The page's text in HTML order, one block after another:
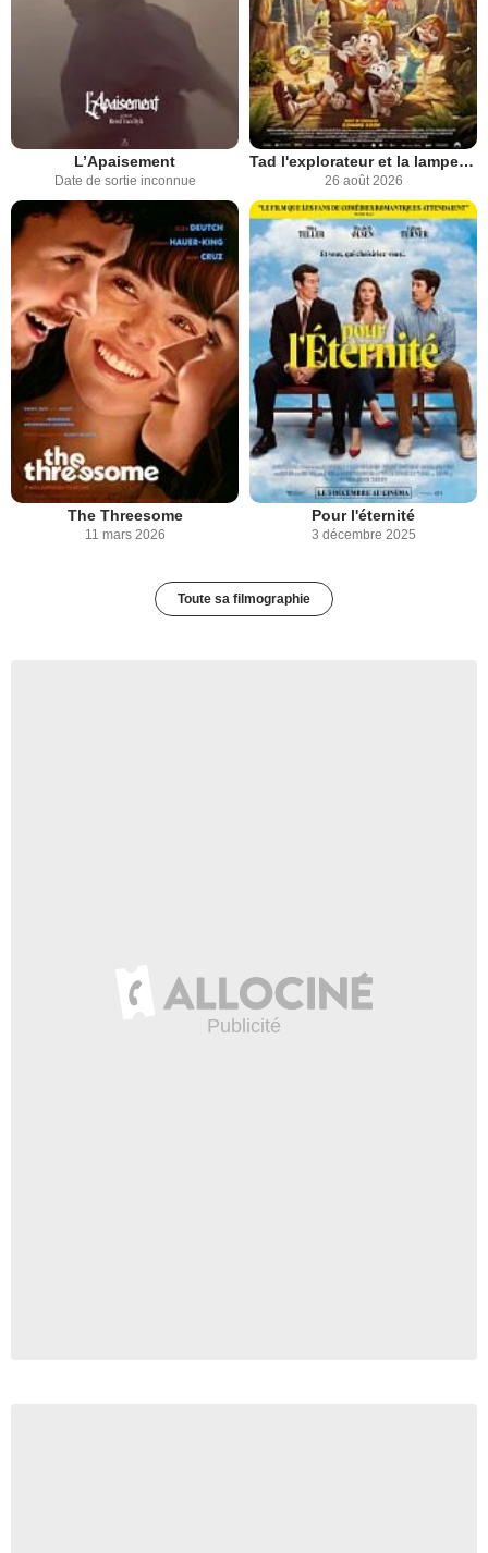
L’Apaisement
Date de sortie inconnue
Tad l'explorateur et la lampe magique
26 août 2026
The Threesome
11 mars 2026
Pour l'éternité
3 décembre 2025
Toute sa filmographie